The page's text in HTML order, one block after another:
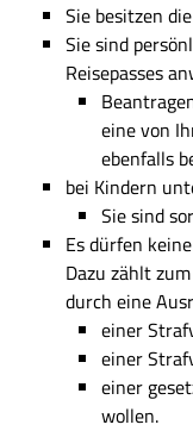
Sie besitzen
Sie sind
Reisepasses
eine von
ebenfalls
bei Kindern
Sie sind
Es dürfen
Dazu zählt
durch eine
einer
einer
einer
wollen.